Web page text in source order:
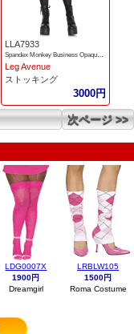
LLA7933
Spandex Monkey Business Opaque Pantyhose
Leg Avenue
ストッキング
3000円
次ページ >>
LDG0007X
1900円
Dreamgirl
LRBLW105
1500円
Roma Costume